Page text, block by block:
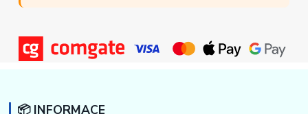
📦 INFORMACE